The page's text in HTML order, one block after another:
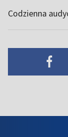
Codzienna